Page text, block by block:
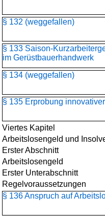
§ 132 (weggefallen)
§ 133 Saison-
im Gerüstbauerhandwerk
§ 134 (weggefallen)
§ 135 Erprobung
Viertes Kapitel
Arbeitslosengeld und
Erster Abschnitt
Arbeitslosengeld
Erster Unterabschnitt
Regelvoraussetzungen
§ 136 Anspruch auf